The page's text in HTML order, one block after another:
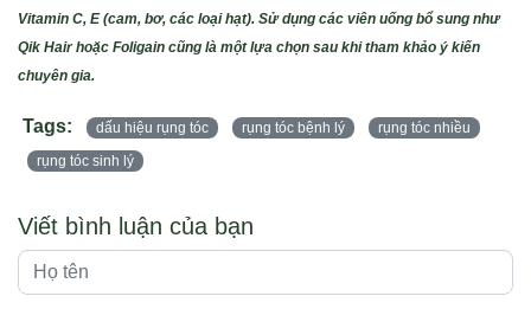
Vitamin C, E (cam, bơ, các loại hạt). Sử dụng các viên uống bổ sung như
Qik Hair hoặc Foligain cũng là một lựa chọn sau khi tham khảo ý kiến
chuyên gia.
Tags: dấu hiệu rụng tóc rụng tóc bệnh lý
rụng tóc nhiều
rụng tóc sinh lý
Viết bình luận của bạn